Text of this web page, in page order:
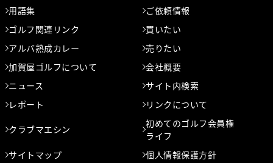
用語集
ご依頼情報
ゴルフ関連リンク
買いたい
アルバ熟成カレー
売りたい
加賀屋ゴルフについて
会社概要
ニュース
サイト内検索
レポート
リンクについて
クラブマエシン
初めてのゴルフ会員権
ライフ
サイトマップ
個人情報保護方針